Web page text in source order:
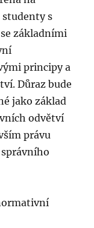
studenty s
základními
principy a
Důraz bude
jako základ
odvětví
právu